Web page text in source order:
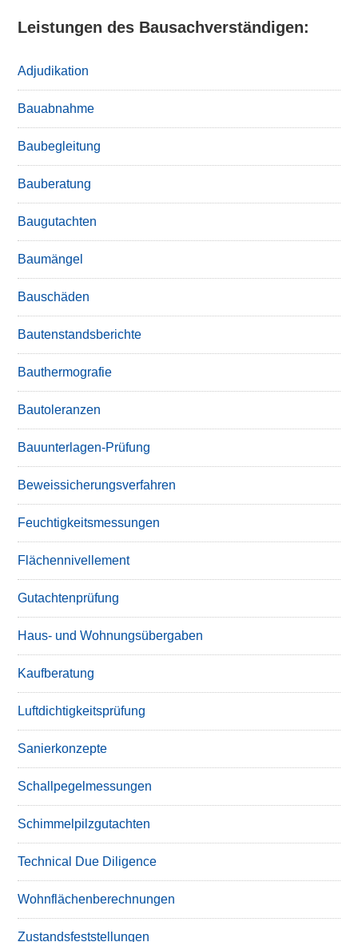
Leistungen des Bausachverständigen:
Adjudikation
Bauabnahme
Baubegleitung
Bauberatung
Baugutachten
Baumängel
Bauschäden
Bautenstandsberichte
Bauthermografie
Bautoleranzen
Bauunterlagen-Prüfung
Beweissicherungsverfahren
Feuchtigkeitsmessungen
Flächennivellement
Gutachtenprüfung
Haus- und Wohnungsübergaben
Kaufberatung
Luftdichtigkeitsprüfung
Sanierkonzepte
Schallpegelmessungen
Schimmelpilzgutachten
Technical Due Diligence
Wohnflächenberechnungen
Zustandsfeststellungen